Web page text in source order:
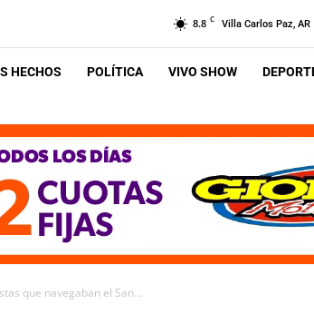
8.8 C Villa Carlos Paz, AR
HECHOS POLÍTICA VIVO SHOW
que navegaban el San...